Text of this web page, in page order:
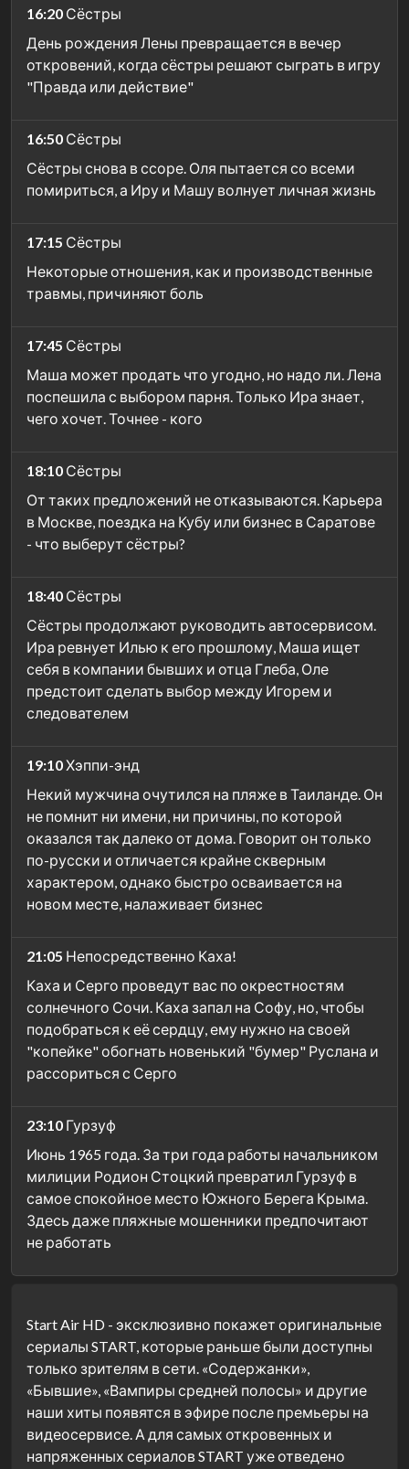
16:20 Сёстры
День рождения Лены превращается в вечер
откровений, когда сёстры решают сыграть в игру
"Правда или действие"
16:50 Сёстры
Сёстры снова в ссоре. Оля пытается со всеми
помириться, а Иру и Машу волнует личная жизнь
17:15 Сёстры
Некоторые отношения, как и производственные
травмы, причиняют боль
17:45 Сёстры
Маша может продать что угодно, но надо ли. Лена
поспешила с выбором парня. Только Ира знает,
чего хочет. Точнее - кого
18:10 Сёстры
От таких предложений не отказываются. Карьера
в Москве, поездка на Кубу или бизнес в Саратове
- что выберут сёстры?
18:40 Сёстры
Сёстры продолжают руководить автосервисом.
Ира ревнует Илью к его прошлому, Маша ищет
себя в компании бывших и отца Глеба, Оле
предстоит сделать выбор между Игорем и
следователем
19:10Хэппи-энд
Некий мужчина очутился на пляже в Таиланде. Он
не помнит ни имени, ни причины, по которой
оказался так далеко от дома. Говорит он только
по-русски и отличается крайне скверным
характером, однако быстро осваивается на
новом месте, налаживает бизнес
21:05 Непосредственно Каха!
Каха и Серго проведут вас по окрестностям
солнечного Сочи. Каха запал на Софу, но, чтобы
подобраться к её сердцу, ему нужно на своей
"копейке" обогнать новенький "бумер" Руслана и
рассориться с Серго
23:10 Гурзуф
Июнь 1965 года. За три года работы начальником
милиции Родион Стоцкий превратил Гурзуф в
самое спокойное место Южного Берега Крыма.
Здесь даже пляжные мошенники предпочитают
не работать
Start Air HD - эксклюзивно покажет оригинальные
сериалы START, которые раньше были доступны
только зрителям в сети. «Содержанки»,
«Бывшие», «Вампиры средней полосы» и другие
наши хиты появятся в эфире после премьеры на
видеосервисе. А для самых откровенных и
напряженных сериалов START уже отведено